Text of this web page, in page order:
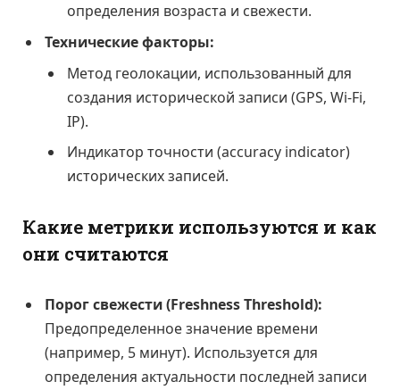
определения возраста и свежести.
Технические факторы:
Метод геолокации, использованный для
создания исторической записи (GPS, Wi-Fi,
IP).
Индикатор точности (accuracy indicator)
исторических записей.
Какие метрики используются и как
они считаются
Порог свежести (Freshness Threshold):
Предопределенное значение времени
(например, 5 минут). Используется для
определения актуальности последней записи